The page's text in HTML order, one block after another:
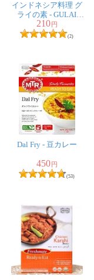
、ターメリック、ヒ
そう言っていたので
レーを作りましたが
のもとは少し違い、濃
は初めてで比較の対象
いろいろな物がお試
軽に購入できて便利
インドネシア料理 グ
ライの素 - GULAI
【Indo Food】
210 円
(2)
Dal Fry - 豆カレー
450円
(53)